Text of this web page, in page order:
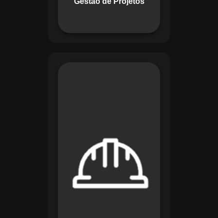
com eficiência.
Maestro organiza
registros de exames
e treinamentos,
automatiza alertas e
disponibiliza